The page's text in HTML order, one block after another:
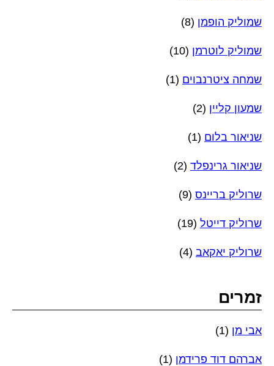
שמוליק הופמן (8)
שמוליק לוטרמן (10)
שמחה ציטרנבוים (1)
שמעון קליין (2)
שניאור בלום (1)
שניאור גרינפלד (2)
שרוליק בריינס (9)
שרוליק דייטל (19)
שרוליק יאקאב (4)
זמרים
אבי מן (1)
אברהם דוד פרידמן (1)